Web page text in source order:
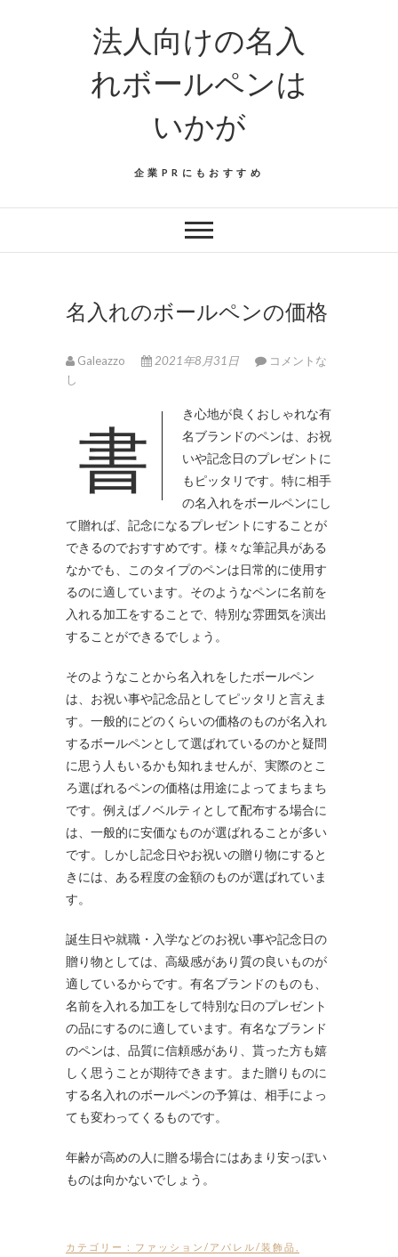
法人向けの名入
れボールペンは
いかが
企業PRにもおすすめ
名入れのボールペンの価格
Galeazzo 2021年8月31日
コメントな
し
書き心地が良くおしゃれな有
名ブランドのペンは、お祝
いや記念日のプレゼントに
もピッタリです。 特に相手
の名入れをボールペンにし
て贈れば、記念になるプレゼントにすることが
できるのでおすすめです。様々な筆記具がある
なかでも、このタイプのペンは日常的に使用す
るのに適しています。そのようなペンに名前を
入れる加工をすることで、特別な雰囲気を演出
することができるでしょう。
そのようなことから名入れをしたボールペン
は、お祝い事や記念品としてピッタリと言えま
す。一般的にどのくらいの価格のものが名入れ
するボールペンとして選ばれているのかと疑問
に思う人もいるかも知れませんが、実際のとこ
ろ選ばれるペンの価格は用途によってまちまち
です。例えばノベルティとして配布する場合に
は、一般的に安価なものが選ばれることが多い
です。しかし記念日やお祝いの贈り物にすると
きには、ある程度の金額のものが選ばれていま
す。
誕生日や就職・入学などのお祝い事や記念日の
贈り物としては、高級感があり質の良いものが
適しているからです。有名ブランドのものも、
名前を入れる加工をして特別な日のプレゼント
の品にするのに適しています。有名なブランド
のペンは、品質に信頼感があり、貰った方も嬉
しく思うことが期待できます。また贈りものに
する名入れのボールペンの予算は、相手によっ
ても変わってくるものです。
年齢が高めの人に贈る場合にはあまり安っぽい
ものは向かないでしょう。
カテゴリー : ファッション/アパレル/装飾品